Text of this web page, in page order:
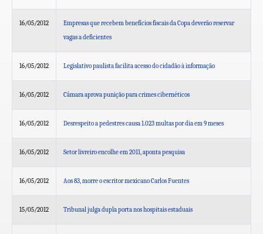
16/05/2012
Empresas que recebem benefícios fiscais da Copa deverão reservar
vagas a deficientes
16/05/2012 Legislativo paulista facilita acesso do cidadão à informação
16/05/2012 Câmara aprova punição para crimes cibernéticos
16/05/2012 Desrespeito a pedestres causa 1.023 multas por dia em 9 meses
16/05/2012 Setor livreiro encolhe em 2011, aponta pesquisa
16/05/2012 Aos 83, morre o escritor mexicano Carlos Fuentes
15/05/2012 Tribunal julga dupla porta nos hospitais estaduais